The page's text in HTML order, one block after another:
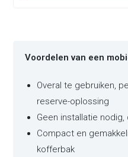
Voordelen van een
Overal te gebruiken,
reserve-oplossing
Geen installatie
Compact en
kofferbak